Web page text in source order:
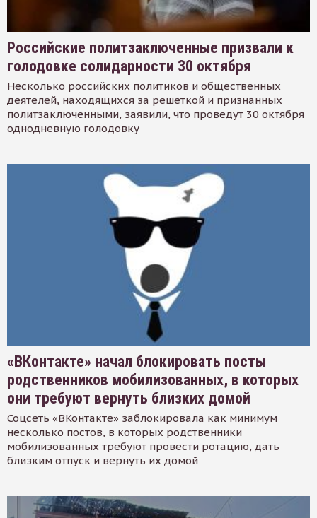
Российские политзаключенные призвали к
голодовке солидарности 30 октября
Несколько российских политиков и общественных
деятелей, находящихся за решеткой и признанных
политзаключенными, заявили, что проведут 30 октября
однодневную голодовку
«ВКонтакте» начал блокировать посты
родственников мобилизованных, в которых
они требуют вернуть близких домой
Соцсеть «ВКонтакте» заблокировала как минимум
несколько постов, в которых родственники
мобилизованных требуют провести ротацию, дать
близким отпуск и вернуть их домой